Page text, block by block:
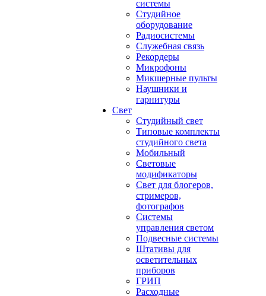
системы
Студийное
оборудование
Радиосистемы
Служебная связь
Рекордеры
Микрофоны
Микшерные пульты
Наушники и
гарнитуры
Свет
Студийный свет
Типовые комплекты
студийного света
Мобильный
Световые
модификаторы
Свет для блогеров,
стримеров,
фотографов
Системы
управления светом
Подвесные системы
Штативы для
осветительных
приборов
ГРИП
Расходные